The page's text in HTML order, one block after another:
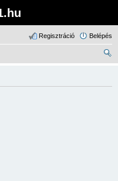
Belépés
Regisztráció